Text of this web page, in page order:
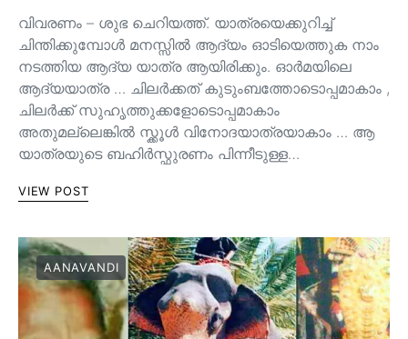
വിവരണം – ശുഭ ചെറിയത്ത്. യാത്രയെക്കുറിച്ച്
ചിന്തിക്കുമ്പോൾ മനസ്സിൽ ആദ്യം ഓടിയെത്തുക നാം
നടത്തിയ ആദ്യ യാത്ര ആയിരിക്കും. ഓർമയിലെ
ആദ്യയാത്ര … ചിലർക്കത് കുടുംബത്തോടൊപ്പമാകാം ,
ചിലർക്ക് സുഹൃത്തുക്കളോടൊപ്പമാകാം
അതുമല്ലെങ്കിൽ സ്ക്കൂൾ വിനോദയാത്രയാകാം … ആ
യാത്രയുടെ ബഹിർസ്ഫുരണം പിന്നീടുള്ള…
VIEW POST
AANAVANDI